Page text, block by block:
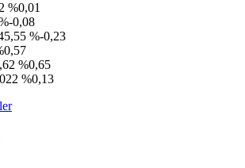
%0,01
0,08
%-0,23
%0,65
%0,13